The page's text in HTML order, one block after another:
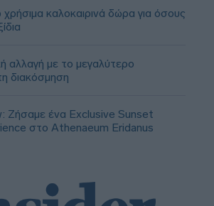
καλοκαιρινά δώρα για όσους
αλλαγή με το μεγαλύτερο
διακόσμηση
Ζήσαμε ένα Exclusive Sunset
στο Athenaeum Eridanus